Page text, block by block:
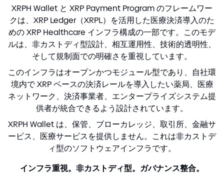
XRPH Wallet と XRP Payment Program のフレームワー
クは、XRP Ledger（XRPL）を活用した医療決済導入のた
めの XRP Healthcare インフラ構成の一部です。このモデ
ルは、非カストディ型設計、相互運用性、技術的透明性、
そして規制面での明確さを重視しています。
このインフラはオープンかつモジュール型であり、自社環
境内で XRP ベースの決済レールを導入したい薬局、医療
ネットワーク、決済事業者、エンタープライズシステム提
供者が統合できるよう設計されています。
XRPH Wallet は、保管、ブローカレッジ、取引所、金融サ
ービス、医療サービスを提供しません。これは非カストデ
ィ型のソフトウェアインフラです。
インフラ重視。非カストディ型。ガバナンス整合。